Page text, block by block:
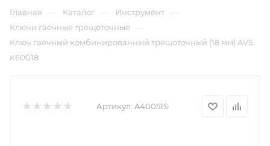
Главная — Каталог — Инструмент —
Ключи гаечные трещоточные —
Ключ гаечный комбинированный трещоточный (18 мм) AVS
K60018
Артикул: A40051S